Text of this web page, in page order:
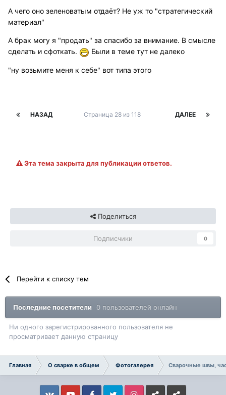
А чего оно зеленоватым отдаёт? Не уж то "стратегический
материал"
А брак могу я "продать" за спасибо за внимание. В смысле
сделать и сфоткать.
Были в теме тут не далеко
"ну возьмите меня к себе" вот типа этого
НАЗАД ДАЛЕЕ
Страница 28 из 118
Эта тема закрыта для публикации ответов.
Поделиться
Подписчики 0
Перейти к списку тем
Последние посетители 0 пользователей онлайн
Ни одного зарегистрированного пользователя не
просматривает данную страницу
Главная О сварке в общем Фотогалерея Сварочные швы,